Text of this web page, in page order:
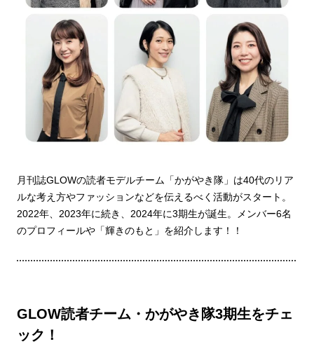
月刊誌GLOWの読者モデルチーム「かがやき隊」は40代のリア
ルな考え方やファッションなどを伝えるべく活動がスタート。
2022年、2023年に続き、2024年に3期生が誕生。メンバー6名
のプロフィールや「輝きのもと」を紹介します！！
GLOW読者チーム・かがやき隊3期生をチェ
ック！